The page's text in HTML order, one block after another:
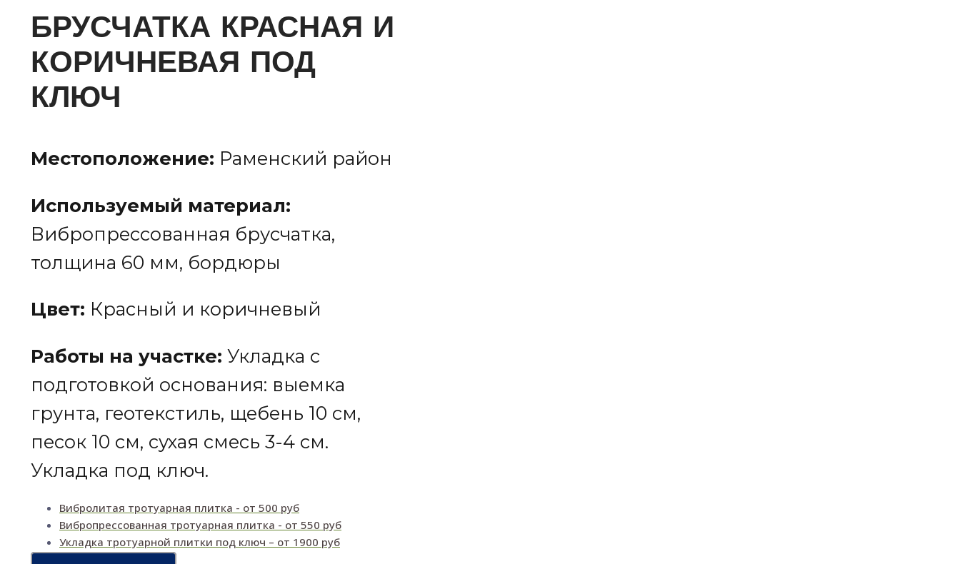
БРУСЧАТКА КРАСНАЯ И
КОРИЧНЕВАЯ ПОД
КЛЮЧ
Местоположение: Раменский район
Используемый материал:
Вибропрессованная брусчатка,
толщина 60 мм, бордюры
Цвет: Красный и коричневый
Работы на участке: Укладка с
подготовкой основания: выемка
грунта, геотекстиль, щебень 10 см,
песок 10 см, сухая смесь 3-4 см.
Укладка под ключ.
Вибролитая тротуарная плитка - от 500 руб
Вибропрессованная тротуарная плитка - от 550 руб
Укладка тротуарной плитки под ключ – от 1900 руб